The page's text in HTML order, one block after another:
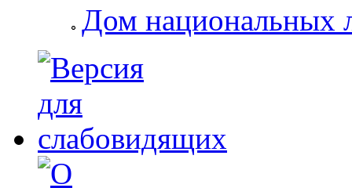
Дом национальных